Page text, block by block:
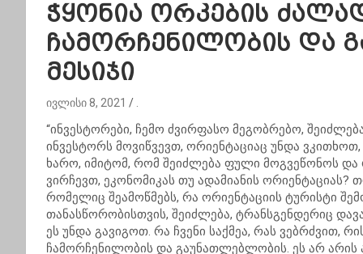
ჭყონია ორკების
ჩამორჩენილობის და
მესიჯი
ივლისი 8, 2021
“ინვესტორები, ჩემო ძვირფასო მეგობრებო,
ინვესტორს მოვიწვევთ, ორიენტაციაც უნდა
ხარო, იმიტომ, რომ შეიძლება ფული მოგვეწონოს და
ვირჩევთ, ეკონომიკას თუ ადამიანის ორიენტაციას?
რომელიც შეამოწმებს, რა ორიენტაციის ტურისტი
თანასწორობისთვის, შეიძლება, ტრანსგენდერიც
ეს უნდა გავიგოთ. რა ჩვენი საქმეა, რას ვებრძვით,
ჩამორჩენილობის და გაუნათლებლობის. ეს არ არის